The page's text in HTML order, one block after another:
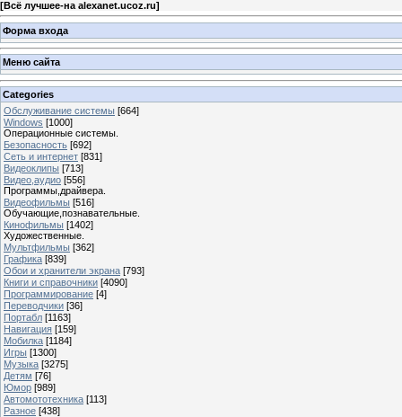
[Всё лучшее-на alexanet.ucoz.ru]
Форма входа
Меню сайта
Categories
Обслуживание системы [664]
Windows [1000]
Операционные системы.
Безопасность [692]
Сеть и интернет [831]
Видеоклипы [713]
Видео,аудио [556]
Программы,драйвера.
Видеофильмы [516]
Обучающие,познавательные.
Кинофильмы [1402]
Художественные.
Мультфильмы [362]
Графика [839]
Обои и хранители экрана [793]
Книги и справочники [4090]
Программирование [4]
Переводчики [36]
Портабл [1163]
Навигация [159]
Мобилка [1184]
Игры [1300]
Музыка [3275]
Детям [76]
Юмор [989]
Автомототехника [113]
Разное [438]